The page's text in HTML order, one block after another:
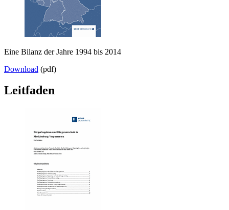
Eine Bilanz der Jahre 1994 bis 2014
Download (pdf)
Leitfaden